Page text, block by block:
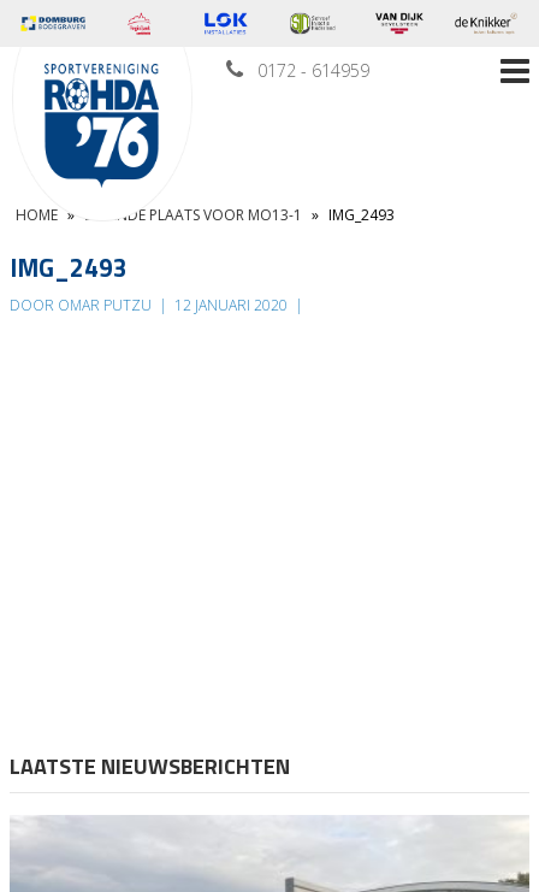
0172 - 614959
HOME » ZEVENDE PLAATS VOOR MO13-1 » IMG_2493
IMG_2493
DOOR OMAR PUTZU | 12 JANUARI 2020 |
LAATSTE NIEUWSBERICHTEN